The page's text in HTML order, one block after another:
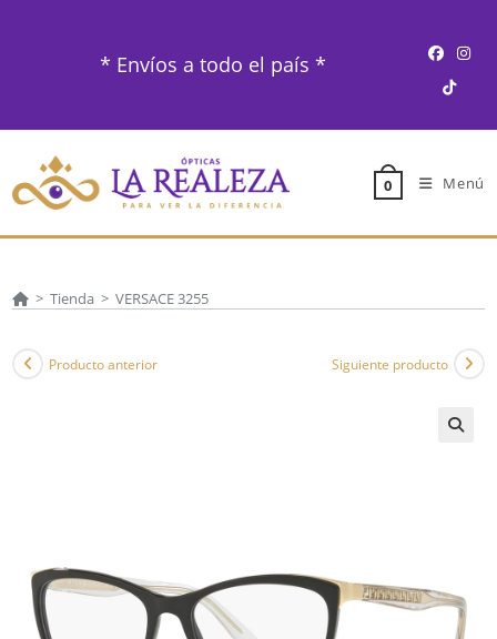
* Envíos a todo el país *
0 Menú
> Tienda > VERSACE 3255
Producto anterior Siguiente producto